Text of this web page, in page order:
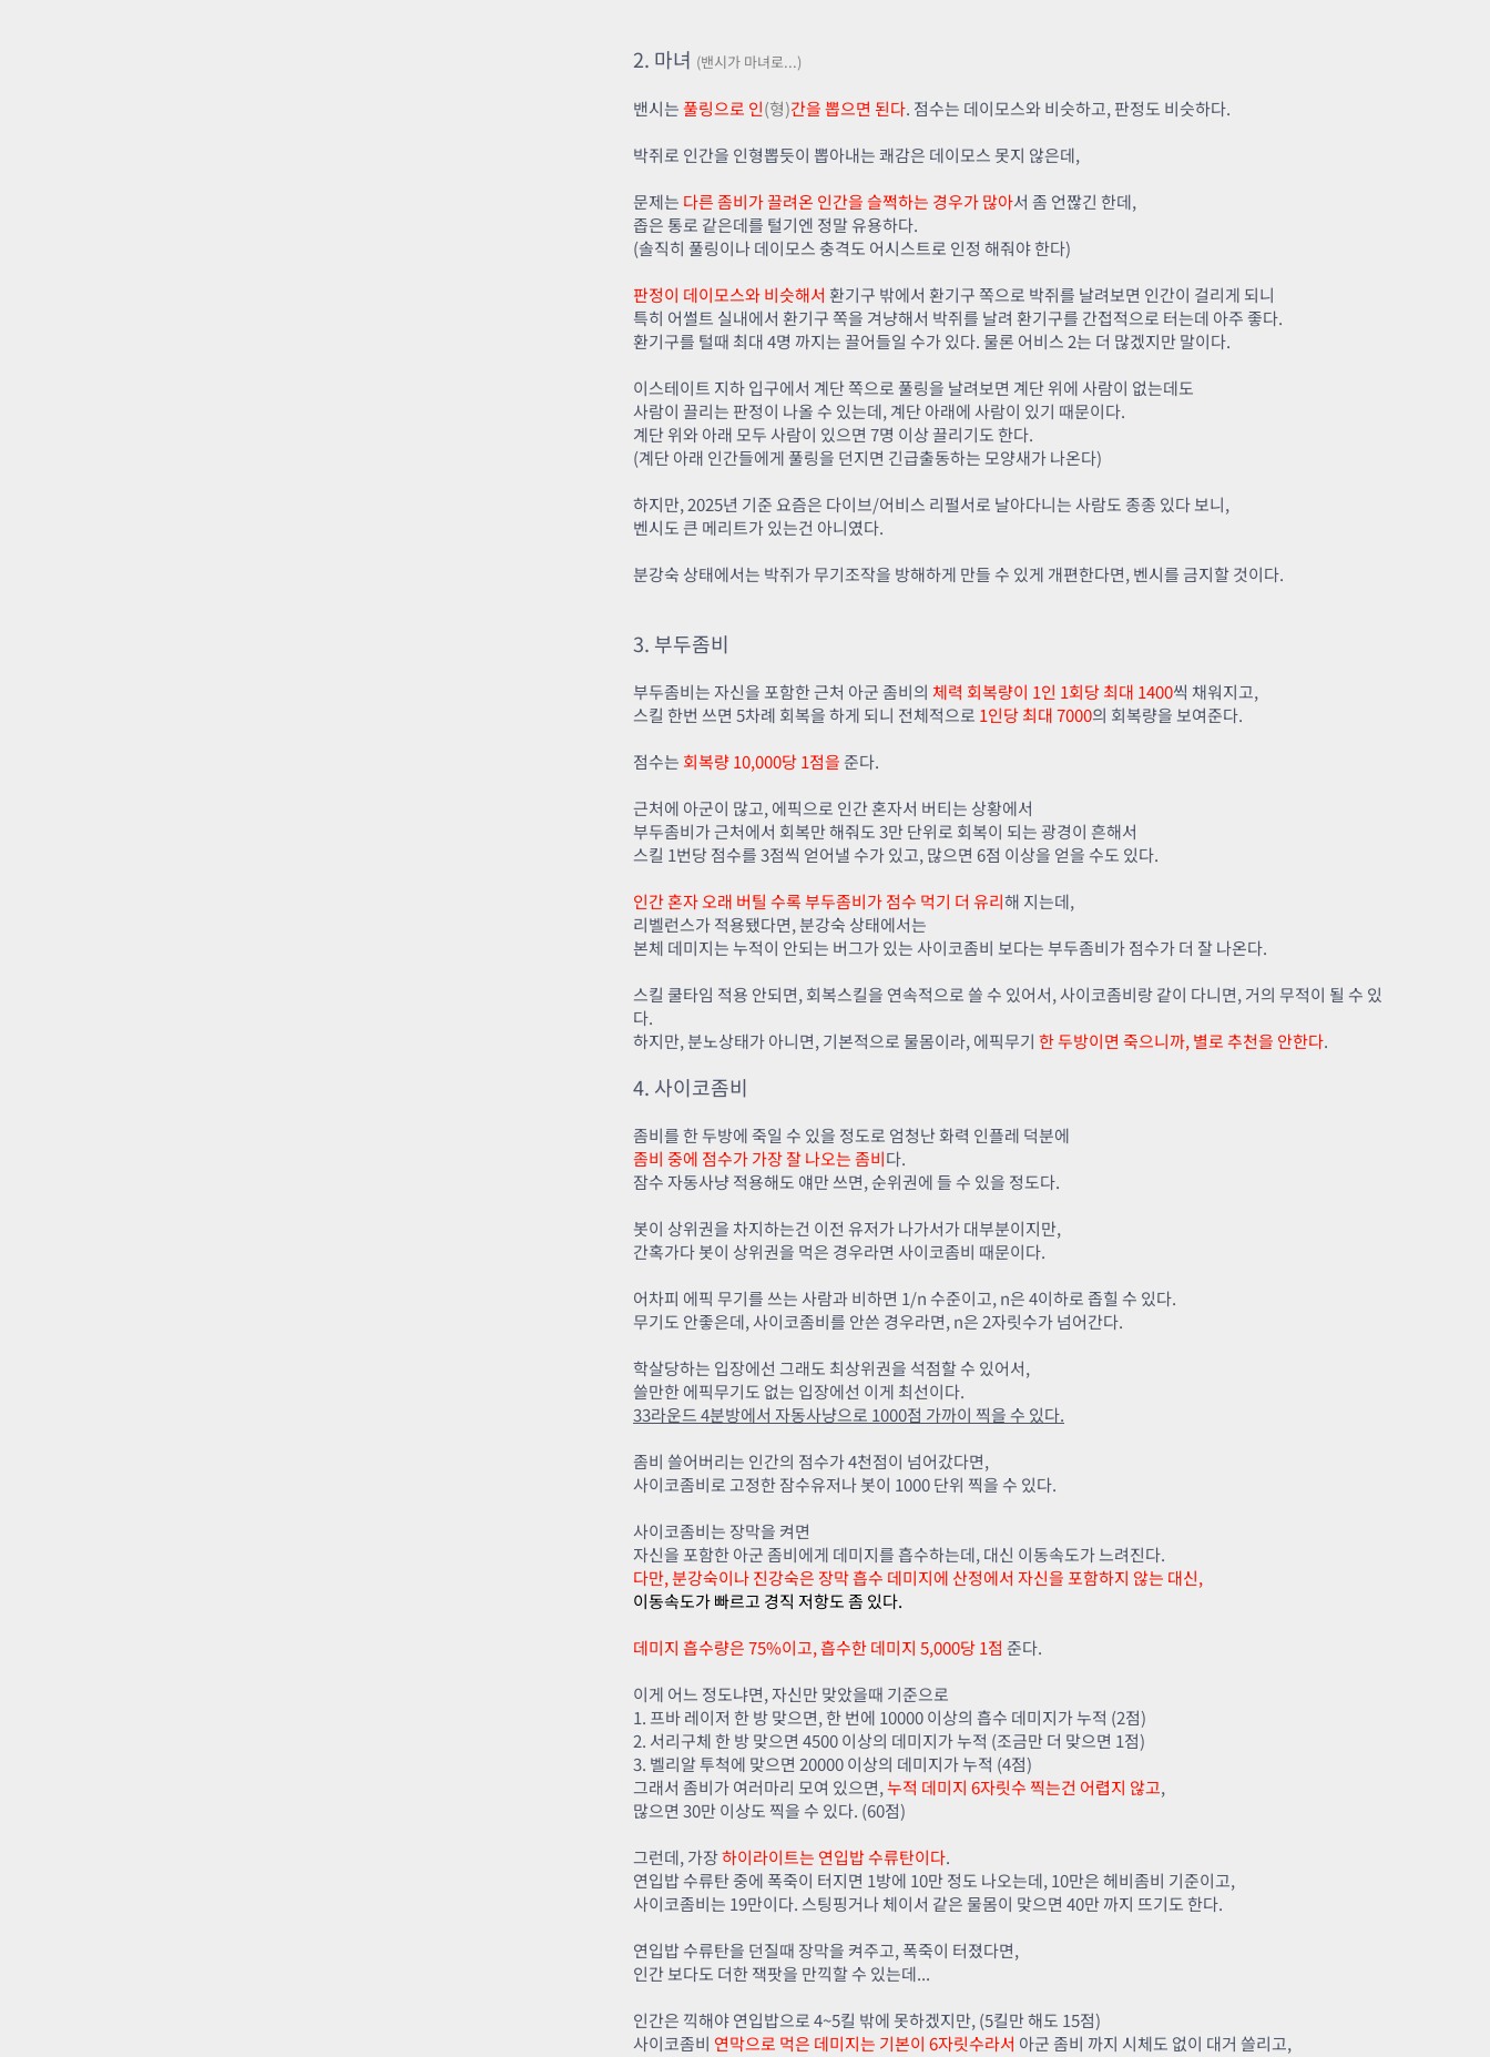
2. 마녀 (밴시가 마녀로...)
밴시는풀링으로 인(형)간을 뽑으면 된다. 점수는 데이모스와 비슷하고, 판정도 비슷하다.
박쥐로 인간을 인형뽑듯이 뽑아내는 쾌감은 데이모스 못지 않은데,
문제는 다른 좀비가 끌려온 인간을 슬쩍하는 경우가 많아서 좀 언짢긴 한데,
좁은 통로 같은데를 털기엔 정말 유용하다.
(솔직히 풀링이나 데이모스 충격도 어시스트로 인정 해줘야 한다)
판정이 데이모스와 비슷해서 환기구 밖에서 환기구 쪽으로 박쥐를 날려보면 인간이 걸리게 되니
특히 어썰트 실내에서 환기구 쪽을 겨냥해서 박쥐를 날려 환기구를 간접적으로 터는데 아주 좋다.
환기구를 털때 최대 4명 까지는 끌어들일 수가 있다. 물론 어비스 2는 더 많겠지만 말이다.
이스테이트 지하 입구에서 계단 쪽으로 풀링을 날려보면 계단 위에 사람이 없는데도
사람이 끌리는 판정이 나올 수 있는데, 계단 아래에 사람이 있기 때문이다.
계단 위와 아래 모두 사람이 있으면 7명 이상 끌리기도 한다.
(계단 아래 인간들에게 풀링을 던지면 긴급출동하는 모양새가 나온다)
하지만, 2025년 기준 요즘은 다이브/어비스 리펄서로 날아다니는 사람도 종종 있다 보니,
벤시도 큰 메리트가 있는건 아니였다.
분강숙 상태에서는 박쥐가 무기조작을 방해하게 만들 수 있게 개편한다면, 벤시를 금지할 것이다.
3. 부두좀비
부두좀비는 자신을 포함한 근처 아군 좀비의 체력 회복량이 1인 1회당 최대 1400씩 채워지고,
스킬 한번 쓰면 5차례 회복을 하게 되니 전체적으로 1인당 최대 7000의 회복량을 보여준다.
점수는 회복량 10,000당 1점을준다.
근처에 아군이 많고, 에픽으로 인간 혼자서 버티는 상황에서
부두좀비가 근처에서 회복만 해줘도 3만 단위로 회복이 되는 광경이 흔해서
스킬 1번당 점수를 3점씩 얻어낼 수가 있고, 많으면 6점 이상을 얻을 수도 있다.
인간 혼자 오래 버틸 수록 부두좀비가 점수 먹기 더 유리해 지는데,
리벨런스가 적용됐다면, 분강숙 상태에서는
본체 데미지는 누적이 안되는 버그가 있는 사이코좀비 보다는 부두좀비가 점수가 더 잘 나온다.
스킬 쿨타임 적용 안되면, 회복스킬을 연속적으로 쓸 수 있어서, 사이코좀비랑 같이 다니면, 거의 무적이 될 수 있
다.
하지만, 분노상태가 아니면, 기본적으로 물몸이라, 에픽무기 한 두방이면 죽으니까, 별로 추천을 안한다.
4. 사이코좀비
좀비를 한 두방에 죽일 수 있을 정도로 엄청난 화력 인플레 덕분에
좀비 중에 점수가 가장 잘 나오는 좀비다.
잠수 자동사냥 적용해도 얘만 쓰면, 순위권에 들 수 있을 정도다.
봇이 상위권을 차지하는건 이전 유저가 나가서가 대부분이지만,
간혹가다 봇이 상위권을 먹은 경우라면 사이코좀비 때문이다.
어차피 에픽 무기를 쓰는 사람과 비하면 1/n 수준이고, n은 4이하로 좁힐 수 있다.
무기도 안좋은데, 사이코좀비를 안쓴 경우라면, n은 2자릿수가 넘어간다.
학살당하는 입장에선 그래도 최상위권을 석점할 수 있어서,
쓸만한 에픽무기도 없는 입장에선 이게 최선이다.
33라운드 4분방에서 자동사냥으로 1000점 가까이 찍을 수 있다.
좀비 쓸어버리는 인간의 점수가 4천점이 넘어갔다면,
사이코좀비로 고정한 잠수유저나 봇이 1000 단위 찍을 수 있다.
사이코좀비는 장막을 켜면
자신을 포함한 아군 좀비에게 데미지를 흡수하는데, 대신 이동속도가 느려진다.
다만, 분강숙이나진강숙은장막 흡수 데미지에 산정에서 자신을 포함하지 않는 대신,
이동속도가 빠르고 경직 저항도 좀 있다.
데미지 흡수량은 75%이고, 흡수한 데미지 5,000당 1점 준다.
이게 어느 정도냐면, 자신만 맞았을때 기준으로
1. 프바 레이저 한 방 맞으면, 한 번에 10000 이상의 흡수 데미지가 누적 (2점)
2. 서리구체 한 방 맞으면 4500 이상의 데미지가 누적 (조금만 더 맞으면 1점)
3. 벨리알 투척에 맞으면 20000 이상의 데미지가 누적 (4점)
그래서 좀비가 여러마리 모여 있으면,누적 데미지 6자릿수 찍는건 어렵지 않고,
많으면 30만 이상도 찍을 수 있다. (60점)
그런데, 가장하이라이트는 연입밥 수류탄이다.
연입밥 수류탄 중에 폭죽이 터지면 1방에 10만 정도 나오는데, 10만은 헤비좀비 기준이고,
사이코좀비는 19만이다. 스팅핑거나 체이서 같은 물몸이 맞으면 40만 까지 뜨기도 한다.
연입밥 수류탄을 던질때 장막을 켜주고, 폭죽이 터졌다면,
인간 보다도 더한 잭팟을 만끽할 수 있는데...
인간은 끽해야 연입밥으로 4~5킬 밖에 못하겠지만, (5킬만 해도 15점)
사이코좀비 연막으로 먹은 데미지는 기본이 6자릿수라서 아군 좀비 까지 시체도 없이 대거 쓸리고,